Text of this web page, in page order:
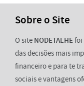
Sobre o Site
O site NODETALHEfoi
das decisões mais
financeiro e para te
sociais e vantagens